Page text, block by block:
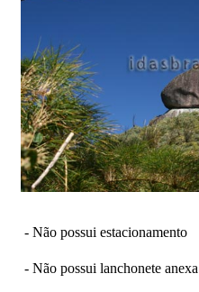
- Não possui estacionamento
- Não possui lanchonete anexa